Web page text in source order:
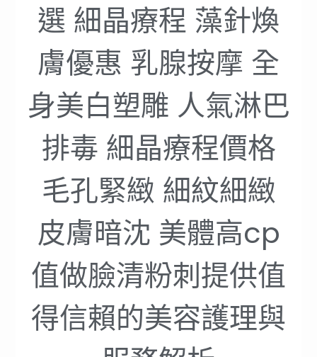
選 細晶療程 藻針煥
膚優惠 乳腺按摩 全
身美白塑雕 人氣淋巴
排毒 細晶療程價格
毛孔緊緻 細紋細緻
皮膚暗沈 美體高cp
值做臉清粉刺提供值
得信賴的美容護理與